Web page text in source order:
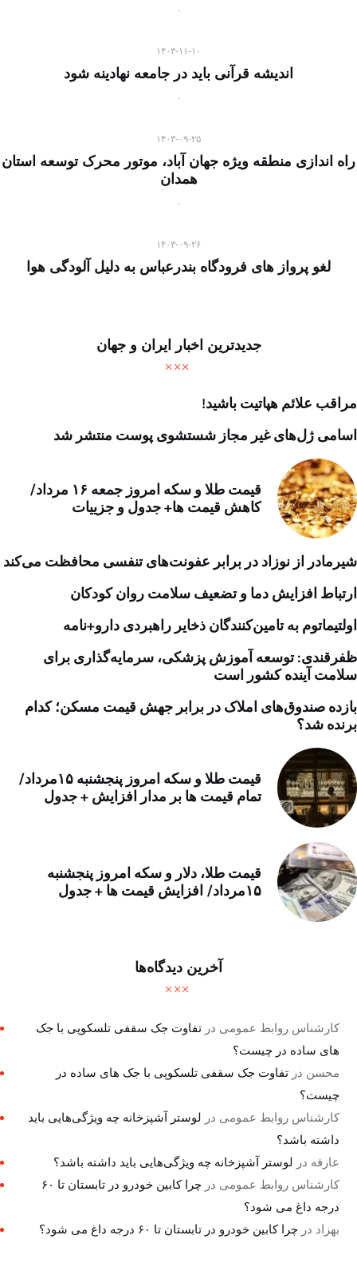
۱۴۰۳-۱۱-۱۰
اندیشه قرآنی باید در جامعه نهادینه شود
۱۴۰۳-۰۹-۲۵
راه اندازی منطقه ویژه جهان آباد، موتور محرک توسعه استان
همدان
۱۴۰۳-۰۹-۲۶
لغو پرواز های فرودگاه بندرعباس به دلیل آلودگی هوا
جدیدترین اخبار ایران و جهان
مراقب علائم هپاتیت باشید!
اسامی ژل‌های غیر مجاز شستشوی پوست منتشر شد
قیمت طلا و سکه امروز جمعه ۱۶ مرداد/
کاهش قیمت ها+ جدول و جزییات
شیرمادر از نوزاد در برابر عفونت‌های تنفسی محافظت می‌کند
ارتباط افزایش دما و تضعیف سلامت روان کودکان
اولتیماتوم به تامین‌کنندگان ذخایر راهبردی دارو+نامه
ظفرقندی: توسعه آموزش پزشکی، سرمایه‌گذاری برای
سلامت آینده کشور است
بازده صندوق‌های املاک در برابر جهش قیمت مسکن؛ کدام
برنده شد؟
قیمت طلا و سکه امروز پنجشنبه ۱۵مرداد/
تمام قیمت ها بر مدار افزایش + جدول
قیمت طلا، دلار و سکه امروز پنجشنبه
۱۵مرداد/ افزایش قیمت ها + جدول
آخرین دیدگاه‌ها
کارشناس روابط عمومی درتفاوت جک سقفی تلسکوپی با جک
های ساده در چیست؟
محسن درتفاوت جک سقفی تلسکوپی با جک های ساده در
چیست؟
کارشناس روابط عمومی در لوستر آشپزخانه چه ویژگی‌هایی باید
داشته باشد؟
عارفه در لوستر آشپزخانه چه ویژگی‌هایی باید داشته باشد؟
کارشناس روابط عمومی در
چرا کابین خودرو در تابستان تا ۶۰
درجه داغ می شود؟
بهزاد درچرا کابین خودرو در تابستان تا ۶۰ درجه داغ می شود؟